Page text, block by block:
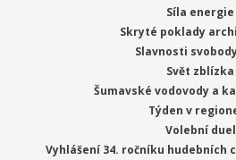
Síla energie
Skryté poklady
Slavnosti
Svět zblízka
Šumavské vodovody a
Týden v
Volební duel
Vyhlášení 34. ročníku hudebních